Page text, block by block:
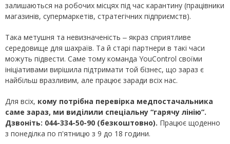
залишаються на робочих місцях під час карантину (працівники
магазинів, супермаркетів, стратегічних підприємств).
Така метушня та невизначеність ‒ якраз сприятливе
середовище для шахраїв. Та й старі партнери в такі часи
можуть підвести. Саме тому команда YouControl своїми
ініціативами вирішила підтримати той бізнес, що зараз є
найбільш вразливим, але працює заради всіх нас.
Для всіх, кому потрібна перевірка медпостачальника
саме зараз, ми виділили спеціальну “гарячу лінію”.
Дзвоніть: 044-334-50-90 (безкоштовно). Працює щоденно
з понеділка по п'ятницю з 9 до 18 години.